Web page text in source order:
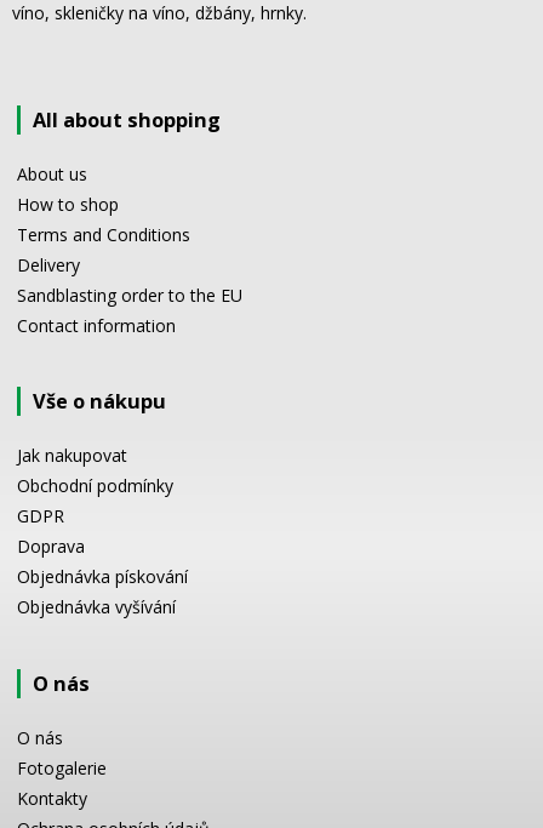
víno, skleničky na víno, džbány, hrnky.
All about shopping
About us
How to shop
Terms and Conditions
Delivery
Sandblasting order to the EU
Contact information
Vše o nákupu
Jak nakupovat
Obchodní podmínky
GDPR
Doprava
Objednávka pískování
Objednávka vyšívání
O nás
O nás
Fotogalerie
Kontakty